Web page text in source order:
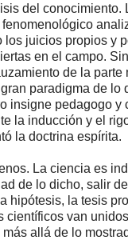
del conocimiento.
los juicios propios y
en el campo.
de la parte
paradigma de lo
insigne pedagogo y
la inducción y el
la doctrina espírita.
La ciencia es
de lo dicho, salir
hipótesis, la tesis
científicos van
allá de lo